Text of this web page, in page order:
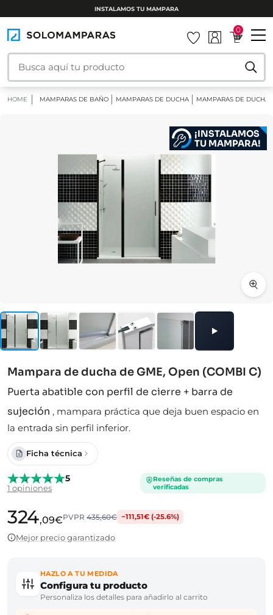
INSTALAMOS TU MAMPARA
0
HOME MAMPARAS DE BAÑO MAMPARAS DE DUCHA MAMPARAS DE DUCHA
¡INSTALAMOS
TU MAMPARA!
Mampara de ducha de GME, Open (COMBI C)
Puerta abatible con perfil de cierre + barra de
sujeción , mampara práctica que deja buen espacio en
la entrada sin perfil inferior.
Ficha técnica
5
1 opiniones
Reseñas de compras
verificadas
324,09€PVPR435,60€ −111,51€ (-25.6%)
Mejor precio garantizado
HAZLO A TU MEDIDA
Configura tu producto
Personaliza los detalles para añadirlo al carrito